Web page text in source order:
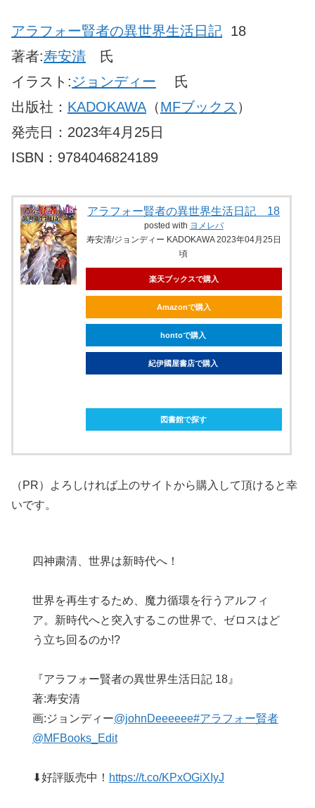
アラフォー賢者の異世界生活日記 18
著者:寿安清 氏
イラスト:ジョンディー 氏
出版社： KADOKAWA （MFブックス ）
発売日：2023年4月25日
ISBN：9784046824189
アラフォー賢者の異世界生活日記 18
posted with ヨメレバ
寿安清/ジョンディー KADOKAWA 2023年04月25日
頃
楽天ブックスで購入
Amazonで購入
hontoで購入
紀伊國屋書店で購入
図書館で探す
（PR）よろしければ上のサイトから購入して頂けると幸
いです。
四神粛清、世界は新時代へ！
世界を再生するため、魔力循環を行うアルフィ
ア。新時代へと突入するこの世界で、ゼロスはど
う立ち回るのか!?
『アラフォー賢者の異世界生活日記 18』
著:寿安清
画:ジョンディー@johnDeeeeee#アラフォー賢者
@MFBooks_Edit
⬇好評販売中！ https://t.co/KPxOGiXIyJ